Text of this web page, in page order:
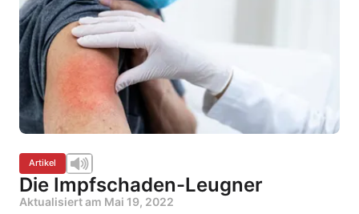
Artikel
Die Impfschaden-Leugner
Aktualisiert am Mai 19, 2022